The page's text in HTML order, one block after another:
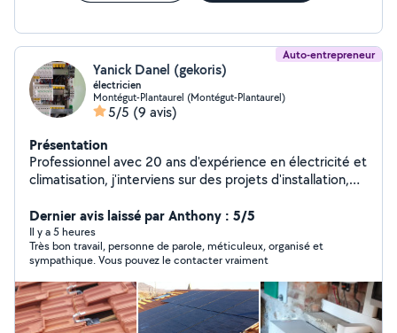
Auto-entrepreneur
Yanick Danel (gekoris)
électricien
Montégut-Plantaurel (Montégut-Plantaurel)
5/5 (9 avis)
Présentation
Professionnel avec 20 ans d'expérience en électricité et
climatisation, j'interviens sur des projets d'installation,
exigence et méthode. J'accorde une grande importance
au travail soigné, aux finitions et au respect de votre
logement. Je vous accompagne avec des conseils clairs
et durables, et peux également réaliser les travaux de
cloisons sèches pour une prestation globale. Assurance
décennale en vigueur. Disponible pour échanger sur vos
projets sérieux et structurés.
Dernier avis laissé par Anthony : 5/5
Il y a 5 heures
Très bon travail, personne de parole, méticuleux, organisé et
sympathique. Vous pouvez le contacter vraiment